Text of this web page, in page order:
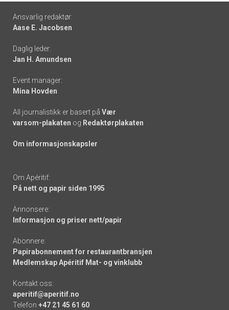
Footer
-
links
Ansvarlig redaktør:
Aase E. Jacobsen
Daglig leder:
Jan H. Amundsen
Event manager:
Mina Hovden
All journalistikk er basert på Vær
varsom-plakaten og Redaktørplakaten
Om informasjonskapsler
Om Apéritif:
På nett og papir siden 1995
Annonsere:
Informasjon og priser nett/papir
Abonnere:
Papirabonnement for restaurantbransjen
Medlemskap Apéritif Mat- og vinklubb
Kontakt oss:
aperitif@aperitif.no
Telefon +47 21 45 61 60